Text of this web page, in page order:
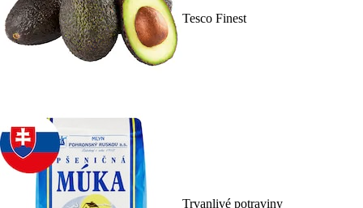
Tesco Finest
Trvanlivé potraviny